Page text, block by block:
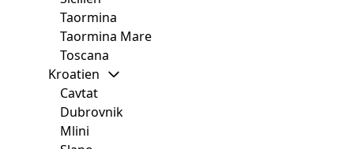
Taormina
Taormina Mare
Toscana
Kroatien
Cavtat
Dubrovnik
Mlini